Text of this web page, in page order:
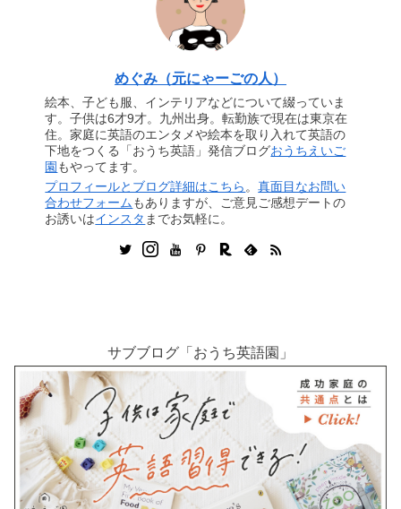
めぐみ（元にゃーごの人）
絵本、子ども服、インテリアなどについて綴っていま
す。子供は6才9才。九州出身。転勤族で現在は東京在
住。家庭に英語のエンタメや絵本を取り入れて英語の
下地をつくる「おうち英語」発信ブログおうちえいご
園 もやってます。
プロフィールとブログ詳細はこちら 。真面目なお問い
合わせフォームもありますが、ご意見ご感想デートの
お誘いはインスタ までお気軽に。
サブブログ「おうち英語園」